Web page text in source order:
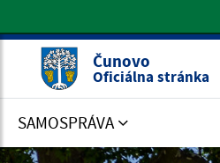
Čunovo
Oficiálna stránka
SAMOSPRÁVA